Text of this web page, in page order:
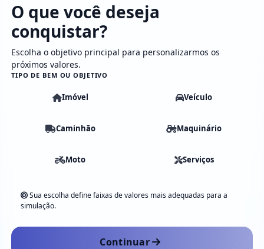
O que você deseja
conquistar?
Escolha o objetivo principal para personalizarmos os
próximos valores.
TIPO DE BEM OU OBJETIVO
Imóvel Veículo
Caminhão Maquinário
Moto Serviços
Sua escolha define faixas de valores mais adequadas para a
simulação.
Continuar